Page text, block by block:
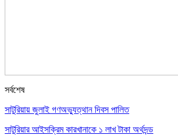
সর্বশেষ
সাটুরিয়ায় জুলাই গণঅভ্যুত্থান দিবস পালিত
সাটুরিয়ার আইসক্রিম কারখানাকে ১ লাখ টাকা অর্থদন্ড